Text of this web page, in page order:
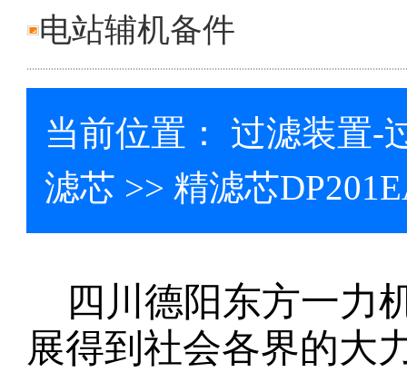
电站辅机备件
当前位置： 过滤装置-
滤芯 >> 精滤芯
四川德阳东方一力
展得到社会各界的大